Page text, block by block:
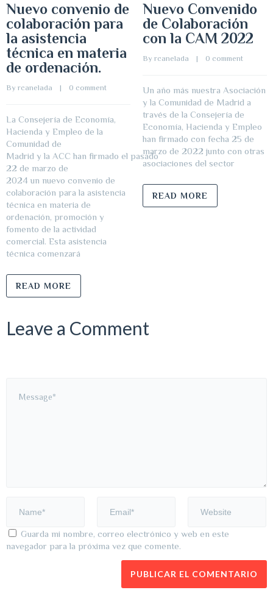
Nuevo convenio de
colaboración para
la asistencia
técnica en materia
de ordenación.
By rcanelada
    |
0 comment
La Consejería de Economía,
Hacienda y Empleo de la
Comunidad de
Madrid y la ACC han firmado el pasado
22 de marzo de
2024 un nuevo convenio de
colaboración para la asistencia
técnica en materia de
ordenación, promoción y
fomento de la actividad
comercial. Esta asistencia
técnica comenzará
READ MORE
Nuevo Convenido
de Colaboración
con la CAM 2022
By rcanelada
    |
0 comment
Un año más nuestra Asociación
y la Comunidad de Madrid a
través de la Consejería de
Economía, Hacienda y Empleo
han firmado con fecha 25 de
marzo de 2022 junto con otras
asociaciones del sector
READ MORE
Leave a Comment
Guarda mi nombre, correo electrónico y web en este
navegador para la próxima vez que comente.